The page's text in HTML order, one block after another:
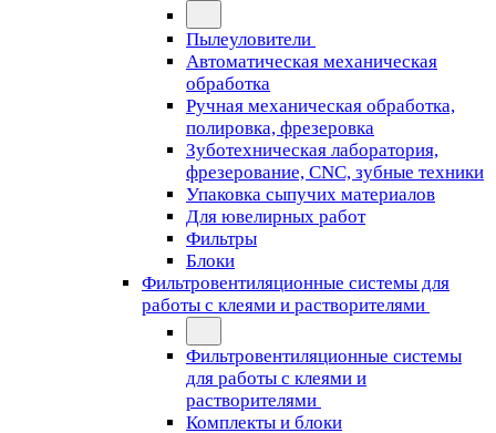
Пылеуловители
Автоматическая механическая
обработка
Ручная механическая обработка,
полировка, фрезеровка
Зуботехническая лаборатория,
фрезерование, CNC, зубные техники
Упаковка сыпучих материалов
Для ювелирных работ
Фильтры
Блоки
Фильтровентиляционные системы для
работы с клеями и растворителями
Фильтровентиляционные системы
для работы с клеями и
растворителями
Комплекты и блоки